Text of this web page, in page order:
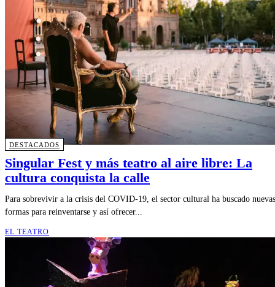
DESTACADOS
Singular Fest y más teatro al aire libre: La
cultura conquista la calle
Para sobrevivir a la crisis del COVID-19, el sector cultural ha buscado nuevas
formas para reinventarse y así ofrecer...
EL TEATRO